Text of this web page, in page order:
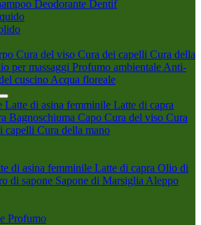
Deodorante Dentif
Cura del viso Cura dei capelli Cura della
per massaggi Profumo ambientale Anti-
cuscino Acqua floreale
Latte di asina femminile Latte di capra
Bagnoschiuma Capo Cura del viso Cura
capelli Cura della mano
di asina femminile Latte di capra Olio di
di sapone Sapone di Marsiglia Aleppo
Profumo